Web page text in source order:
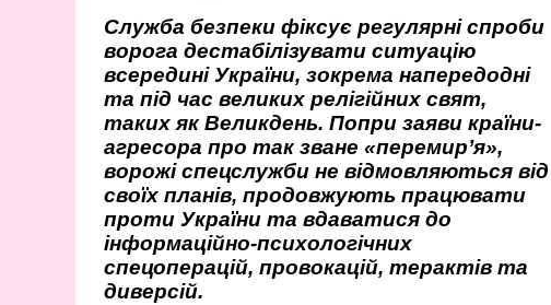
Служба безпеки фіксує регулярні спроби
ворога дестабілізувати ситуацію
всередині України, зокрема напередодні
та під час великих релігійних свят,
таких як Великдень. Попри заяви країни-
агресора про так зване «перемир’я»,
ворожі спецслужби не відмовляються від
своїх планів, продовжують працювати
проти України та вдаватися до
інформаційно-психологічних
спецоперацій, провокацій, терактів та
диверсій.